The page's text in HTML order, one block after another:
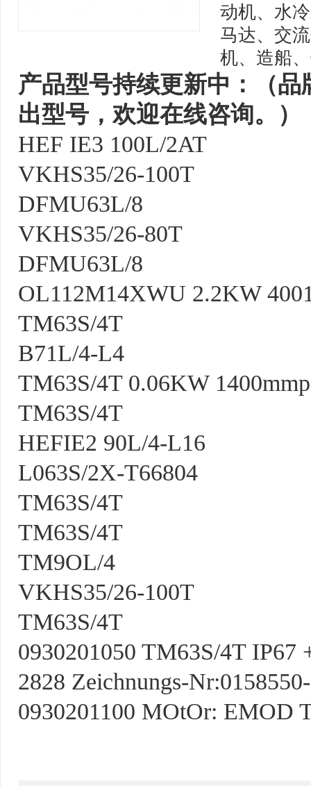
动机、水
马达、交
机、造船
产品型号持续更新中：（
出型号，欢迎在线咨询。）
HEF IE3 100L/2AT
VKHS35/26-100T
DFMU63L/8
VKHS35/26-80T
DFMU63L/8
OL112M14XWU 2.2KW
TM63S/4T
B71L/4-L4
TM63S/4T 0.06KW 1400mmp
TM63S/4T
HEFIE2 90L/4-L16
L063S/2X-T66804
TM63S/4T
TM63S/4T
TM9OL/4
VKHS35/26-100T
TM63S/4T
0930201050 TM63S/4T IP67
2828 Zeichnungs-
0930201100 MOtOr: EMOD